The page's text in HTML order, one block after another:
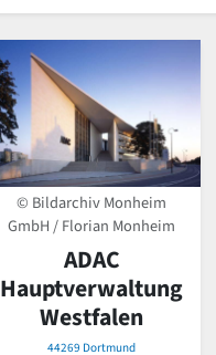
© Bildarchiv Monheim
GmbH / Florian Monheim
ADAC
Hauptverwaltung
Westfalen
44269 Dortmund